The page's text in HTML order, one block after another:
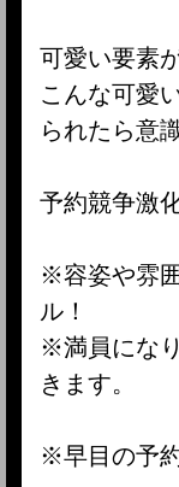
可愛い要素
こんな可愛
られたら意
予約競争激
※容姿や雰
ル！
※満員にな
きます。
※早目の予